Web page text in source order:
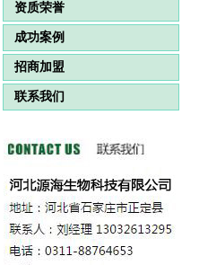
资质荣誉
成功案例
招商加盟
联系我们